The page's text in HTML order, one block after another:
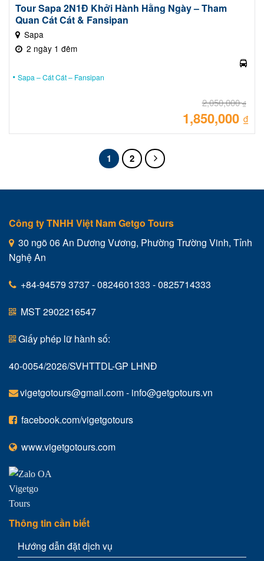
Tour Sapa 2N1Đ Khởi Hành Hằng Ngày – Tham
Quan Cát Cát & Fansipan
Sapa
2 ngày 1 đêm
Sapa – Cát Cát – Fansipan
2,050,000₫
gốc
1,850,000 ₫
Giá
1 2
Công ty TNHH Việt Nam Getgo Tours
30 ngõ 06 An Dương Vương, Phường Trường Vinh, Tỉnh
Nghệ An
+84-94579 3737 - 0824601333 - 0825714333
MST 2902216547
Giấy phép lữ hành số:
40-0054/2026/SVHTTDL-GP LHNĐ
vigetgotours@gmail.com- info@getgotours.vn
facebook.com/vigetgotours
www.vigetgotours.com
Thông tin cần biết
Hướng dẫn đặt dịch vụ